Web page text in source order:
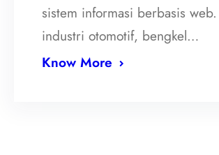
sistem informasi berbasis
industri otomotif, bengkel…
Know More